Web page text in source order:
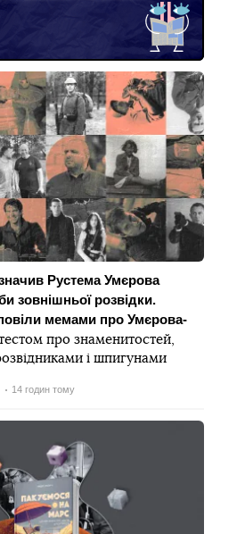
Рустема Умєрова
зовнішньої розвідки.
мемами про Умєрова-
про знаменитостей,
і шпигунами
14 годин тому